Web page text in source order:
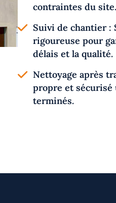
contraintes du site.
Suivi de chantier :
rigoureuse pour
délais et la qualité.
Nettoyage après
propre et sécurisé
terminés.